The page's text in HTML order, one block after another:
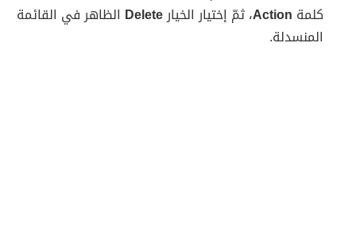
كلمة Action، ثمّ إختيار الخيارDelete الظاهر في القائمة
المنسدلة.